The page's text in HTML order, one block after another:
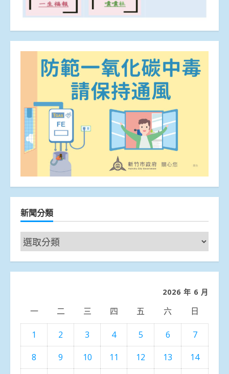
新聞分類
新
聞
分
2026 年 6 月
一 二 三 四 五 六 日
1 2 3 4 5 6
7
8
9 10 11 12 13 14